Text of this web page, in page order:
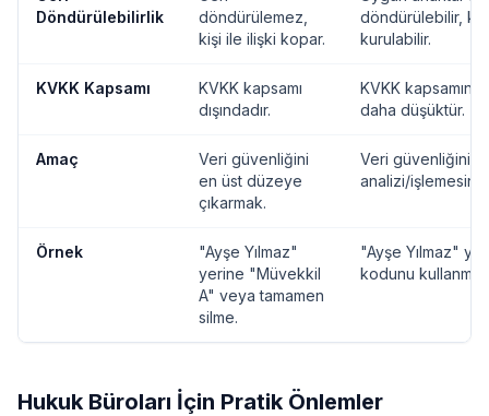
Döndürülebilirlik
döndürülemez,
kişi ile ilişki kopar.
döndürülebilir,
kurulabilir.
KVKK Kapsamı
KVKK kapsamı
dışındadır.
KVKK
daha düşüktür.
Amaç
Veri güvenliğini
en üst düzeye
çıkarmak.
Veri güvenliğini
analizi/
Örnek
"Ayşe Yılmaz"
yerine "Müvekkil
A" veya tamamen
silme.
"Ayşe Yılmaz"
kodunu kullanma.
Hukuk Büroları İçin Pratik Önlemler